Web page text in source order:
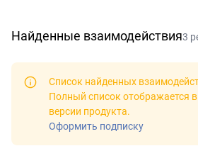
Найденные взаимодействия3
Список найденных
Полный список отображается в
версии продукта.
Оформить подписку